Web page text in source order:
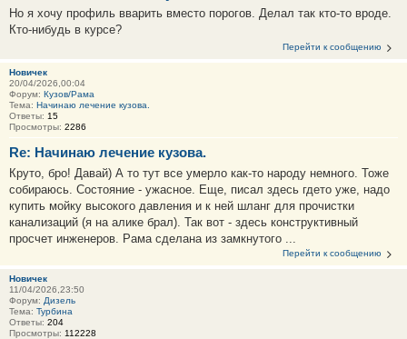
Но я хочу профиль вварить вместо порогов. Делал так кто-то вроде.
Кто-нибудь в курсе?
Перейти к сообщению
Новичек
20/04/2026,00:04
Форум: Кузов/Рама
Тема: Начинаю лечение кузова.
Ответы: 15
Просмотры: 2286
Re: Начинаю лечение кузова.
Круто, бро! Давай) А то тут все умерло как-то народу немного. Тоже
собираюсь. Состояние - ужасное. Еще, писал здесь гдето уже, надо
купить мойку высокого давления и к ней шланг для прочистки
канализаций (я на алике брал). Так вот - здесь конструктивный
просчет инженеров. Рама сделана из замкнутого ...
Перейти к сообщению
Новичек
11/04/2026,23:50
Форум: Дизель
Тема: Турбина
Ответы: 204
Просмотры: 112228